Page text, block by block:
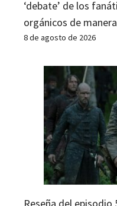
‘debate’ de los
orgánicos de
8 de agosto de 2026
Reseña del